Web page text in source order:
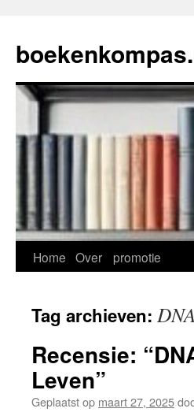
de
inhoud
Home Over promotie
Tag archieven:
Recensie:
Leven”
Geplaatst op maart 27, 2025